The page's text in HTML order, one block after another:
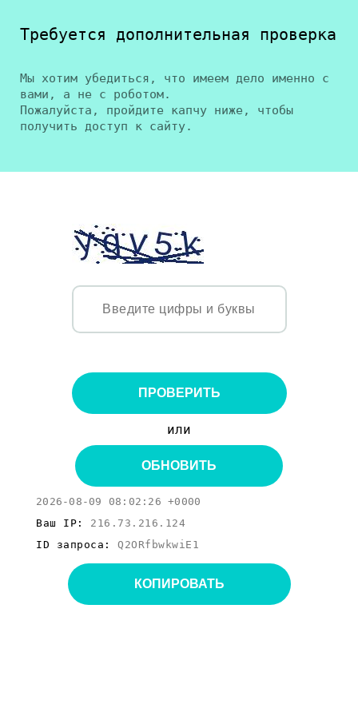
Требуется дополнительная проверка
Мы хотим убедиться, что имеем дело именно с
вами, а не с роботом.
Пожалуйста, пройдите капчу ниже, чтобы
получить доступ к сайту.
ПРОВЕРИТЬ
или
ОБНОВИТЬ
2026-08-09 08:02:26 +0000
Ваш IP: 216.73.216.124
ID запроса: Q2ORfbwkwiE1
КОПИРОВАТЬ